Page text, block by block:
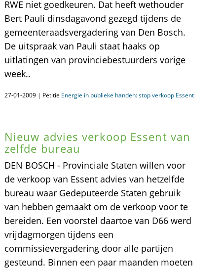
RWE niet goedkeuren. Dat heeft wethouder
Bert Pauli dinsdagavond gezegd tijdens de
gemeenteraadsvergadering van Den Bosch.
De uitspraak van Pauli staat haaks op
uitlatingen van provinciebestuurders vorige
week..
27-01-2009 | Petitie Energie in publieke handen: stop verkoop Essent
Nieuw advies verkoop Essent van
zelfde bureau
DEN BOSCH - Provinciale Staten willen voor
de verkoop van Essent advies van hetzelfde
bureau waar Gedeputeerde Staten gebruik
van hebben gemaakt om de verkoop voor te
bereiden. Een voorstel daartoe van D66 werd
vrijdagmorgen tijdens een
commissievergadering door alle partijen
gesteund. Binnen een paar maanden moeten